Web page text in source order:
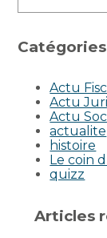
Catégories
Actu
Actu
Actu
actualite
histoire
Le coin
quizz
Articles